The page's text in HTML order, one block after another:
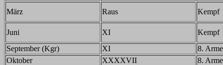
März
Raus Kempf
Juni XI
Kempf
September (Kgr)
XI
8.
Oktober
XXXXVII 8.